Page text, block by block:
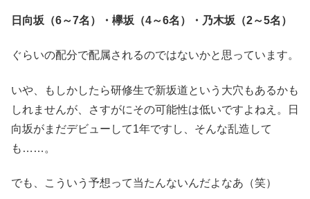
日向坂（6～7名）・欅坂（4～6名）・乃木坂（2～5名）
ぐらいの配分で配属されるのではないかと思っています。
いや、もしかしたら研修生で新坂道という大穴もあるかも
しれませんが、さすがにその可能性は低いですよねえ。日
向坂がまだデビューして1年ですし、そんな乱造して
も……。
でも、こういう予想って当たんないんだよなあ（笑）